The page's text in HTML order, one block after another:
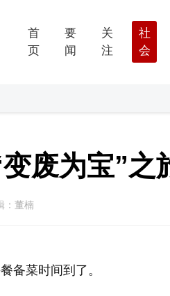
首
页
要
闻
关
注
社
会
变废为宝”
董楠
备菜时间到了。